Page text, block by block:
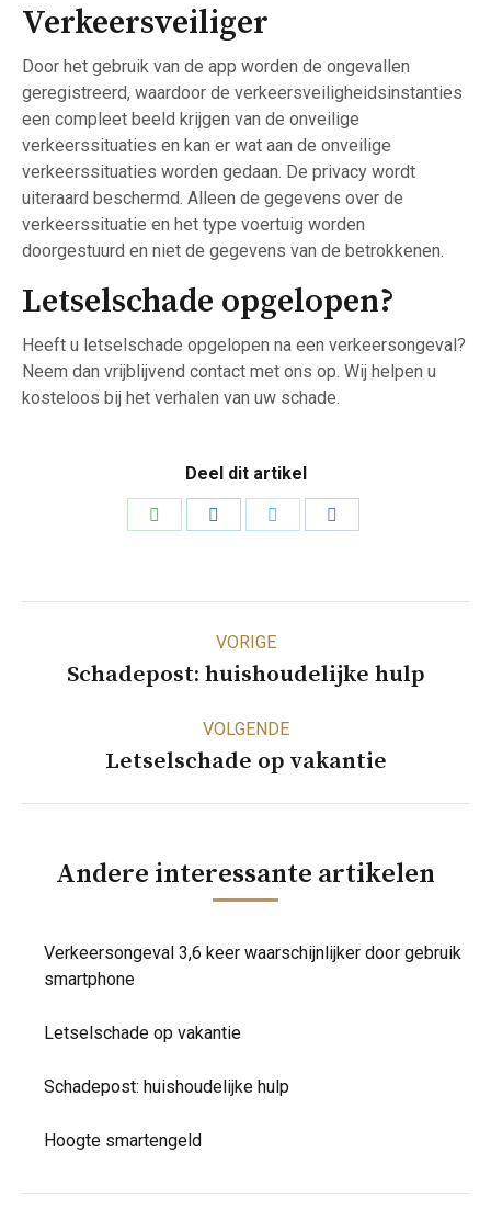
Verkeersveiliger
Door het gebruik van de app worden de ongevallen
geregistreerd, waardoor de verkeersveiligheidsinstanties
een compleet beeld krijgen van de onveilige
verkeerssituaties en kan er wat aan de onveilige
verkeerssituaties worden gedaan. De privacy wordt
uiteraard beschermd. Alleen de gegevens over de
verkeerssituatie en het type voertuig worden
doorgestuurd en niet de gegevens van de betrokkenen.
Letselschade opgelopen?
Heeft u letselschade opgelopen na een verkeersongeval?
Neem dan vrijblijvend contact met ons op. Wij helpen u
kosteloos bij het verhalen van uw schade.
Deel dit artikel
navigatie
VORIGE
Vorig
Schadepost: huishoudelijke hulp
VOLGENDE
Volgend
Letselschade op vakantie
Andere interessante artikelen
Verkeersongeval 3,6 keer waarschijnlijker door gebruik
smartphone
Letselschade op vakantie
Schadepost: huishoudelijke hulp
Hoogte smartengeld